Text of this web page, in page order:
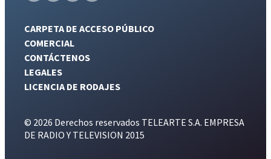
CARPETA DE ACCESO PÚBLICO
COMERCIAL
CONTÁCTENOS
LEGALES
LICENCIA DE RODAJES
© 2026 Derechos reservados TELEARTE S.A. EMPRESA
DE RADIO Y TELEVISION 2015